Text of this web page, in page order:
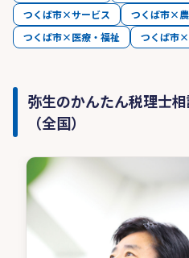
つくば市×サービス
つくば市×
つくば市×医療・福祉
つくば市
弥生のかんたん税理士
（全国）